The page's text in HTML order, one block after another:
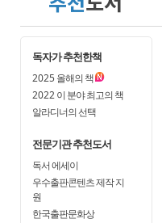
독자가 추천한책
2025올해의 책
2022이 분야 최고의 책
알라디너의 선택
전문기관 추천도서
독서 에세이
우수출판콘텐츠 제작 지
원
한국출판문화상